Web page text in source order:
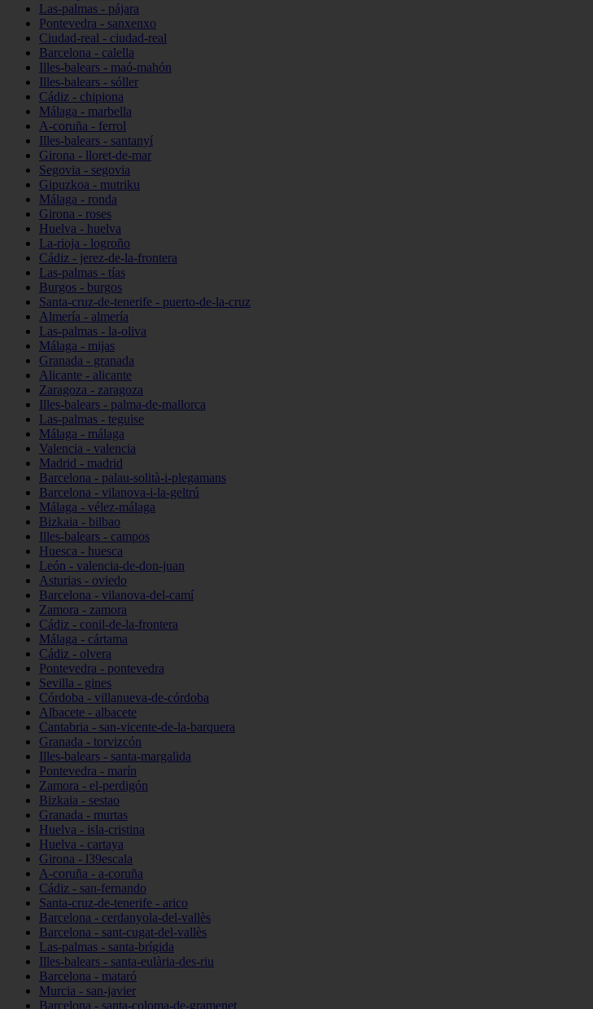
Las-palmas - pájara
Pontevedra - sanxenxo
Ciudad-real - ciudad-real
Barcelona - calella
Illes-balears - maó-mahón
Illes-balears - sóller
Cádiz - chipiona
Málaga - marbella
A-coruña - ferrol
Illes-balears - santanyí
Girona - lloret-de-mar
Segovia - segovia
Gipuzkoa - mutriku
Málaga - ronda
Girona - roses
Huelva - huelva
La-rioja - logroño
Cádiz - jerez-de-la-frontera
Las-palmas - tías
Burgos - burgos
Santa-cruz-de-tenerife - puerto-de-la-cruz
Almería - almería
Las-palmas - la-oliva
Málaga - mijas
Granada - granada
Alicante - alicante
Zaragoza - zaragoza
Illes-balears - palma-de-mallorca
Las-palmas - teguise
Málaga - málaga
Valencia - valencia
Madrid - madrid
Barcelona - palau-solità-i-plegamans
Barcelona - vilanova-i-la-geltrú
Málaga - vélez-málaga
Bizkaia - bilbao
Illes-balears - campos
Huesca - huesca
León - valencia-de-don-juan
Asturias - oviedo
Barcelona - vilanova-del-camí
Zamora - zamora
Cádiz - conil-de-la-frontera
Málaga - cártama
Cádiz - olvera
Pontevedra - pontevedra
Sevilla - gines
Córdoba - villanueva-de-córdoba
Albacete - albacete
Cantabria - san-vicente-de-la-barquera
Granada - torvizcón
Illes-balears - santa-margalida
Pontevedra - marín
Zamora - el-perdigón
Bizkaia - sestao
Granada - murtas
Huelva - isla-cristina
Huelva - cartaya
Girona - l39escala
A-coruña - a-coruña
Cádiz - san-fernando
Santa-cruz-de-tenerife - arico
Barcelona - cerdanyola-del-vallès
Barcelona - sant-cugat-del-vallès
Las-palmas - santa-brígida
Illes-balears - santa-eulària-des-riu
Barcelona - mataró
Murcia - san-javier
Barcelona - santa-coloma-de-gramenet